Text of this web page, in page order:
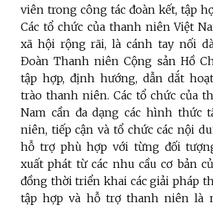
viên trong công tác đoàn kết, tập
Các tổ chức của thanh niên Việt
xã hội rộng rãi, là cánh tay nối
Đoàn Thanh niên Cộng sản Hồ
tập hợp, định hướng, dẫn dắt
trào thanh niên. Các tổ chức của
Nam cần đa dạng các hình thức
niên, tiếp cận và tổ chức các nội
hỗ trợ phù hợp với từng đối
xuất phát từ các nhu cầu cơ bản
đồng thời triển khai các giải pháp
tập hợp và hỗ trợ thanh niên là